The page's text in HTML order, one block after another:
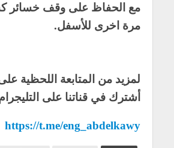
مع الحفاظ على وقف خسائر
مرة اخرى للأسفل.
لمزيد من المتابعة اللحظية
أشترك في قناتنا على
https://t.me/eng_abdelkawy